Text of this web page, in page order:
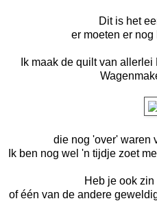
Dit is het
er moeten er
Ik maak de quilt van
die nog 'over' waren
Ik ben nog wel 'n tijdje zoet
Heb je ook
of één van de andere